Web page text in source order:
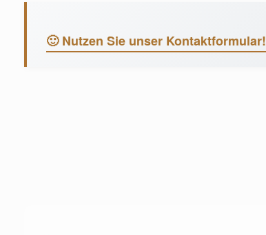
🙂 Nutzen Sie unser Kontaktformular!